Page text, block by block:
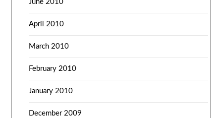
June 2010
April 2010
March 2010
February 2010
January 2010
December 2009